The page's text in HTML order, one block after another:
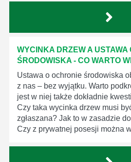
WYCINKA DRZEW A USTAWA
ŚRODOWISKA - CO WARTO
Ustawa o ochronie środowiska
z nas – bez wyjątku. Warto
jest w niej także dokładnie
Czy taka wycinka drzew musi
zgłaszana? Jak to w zasadzie
Czy z prywatnej posesji można